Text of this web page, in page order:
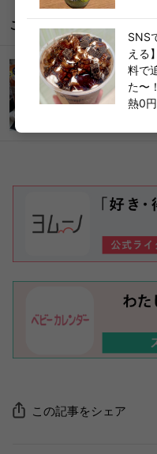
こちらもどうぞ
コストコマ
ーズ】“10
る前に買
この記事をシェア
SNS
える
料で
た〜
熱0